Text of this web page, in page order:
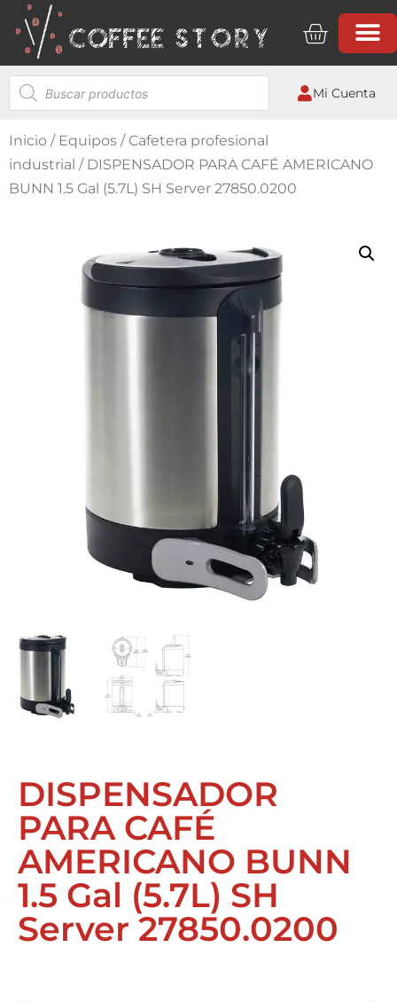
Mi Cuenta
Inicio / Equipos / Cafetera profesional
industrial / DISPENSADOR PARA CAFÉ AMERICANO
BUNN 1.5 Gal (5.7L) SH Server 27850.0200
DISPENSADOR
PARA CAFÉ
AMERICANO BUNN
1.5 Gal (5.7L) SH
Server 27850.0200